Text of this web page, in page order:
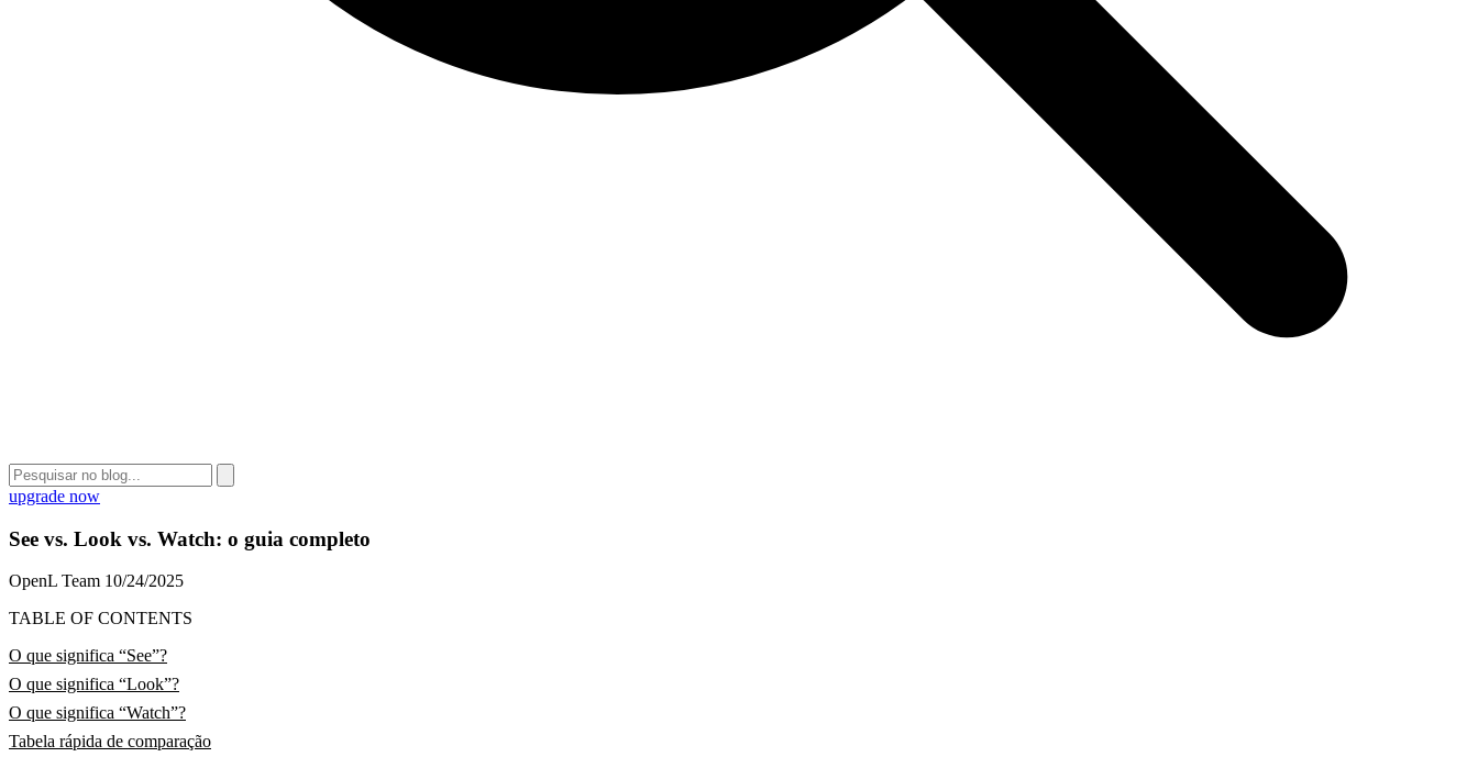
upgrade now
See vs. Look vs. Watch: o guia completo
OpenL Team 10/24/2025
TABLE OF CONTENTS
O que significa “See”?
O que significa “Look”?
O que significa “Watch”?
Tabela rápida de comparação